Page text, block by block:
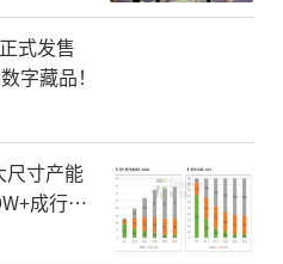
式发售
字藏品！
尺寸产能
成行业